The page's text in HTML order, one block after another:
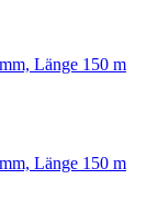
Länge 150 m
Länge 150 m